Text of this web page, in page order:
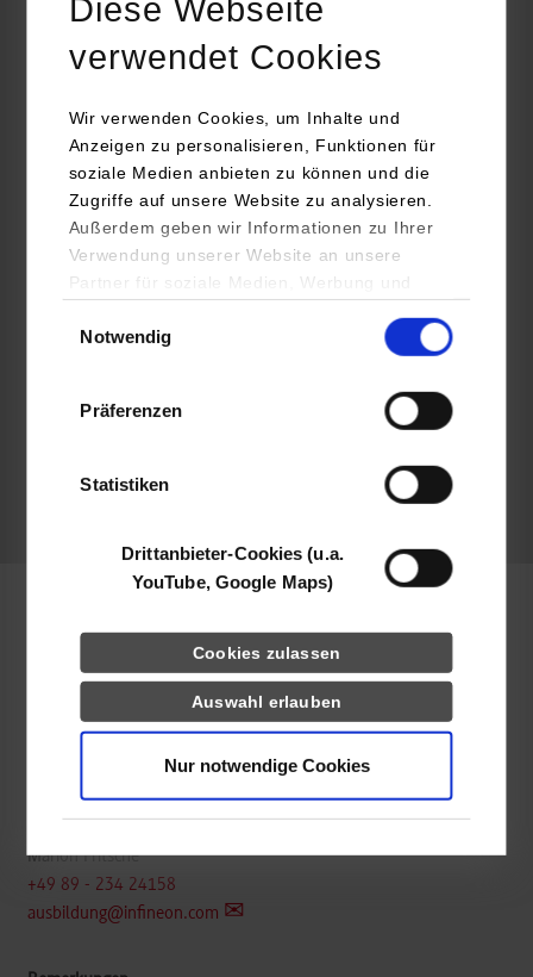
Diese Webseite
verwendet Cookies
Wir verwenden Cookies, um Inhalte und
Anzeigen zu personalisieren, Funktionen für
soziale Medien anbieten zu können und die
Zugriffe auf unsere Website zu analysieren.
Außerdem geben wir Informationen zu Ihrer
Verwendung unserer Website an unsere
Partner für soziale Medien, Werbung und
YouTube, Google Maps) führen diese
Daten zusammen, die Sie ihnen bereitgestellt
haben oder die sie im Rahmen Ihrer Nutzung
Notwendig
Präferenzen
Statistiken
Drittanbieter-Cookies (u.a.
YouTube, Google Maps)
Cookies zulassen
Auswahl erlauben
Nur notwendige Cookies
Embedded Systems / General Engineering
Am Campeon 1-15
85579 Neubiberg
https://www.infineon.com/
Marion Fritsche
+49 89 - 234 24158
Informatik / Künstliche Intelligenz
Infineon Technologies AG
Am Campeon 1-15
Marion Fritsche
+49 89 - 234 24158
ausbildung@infineon.com